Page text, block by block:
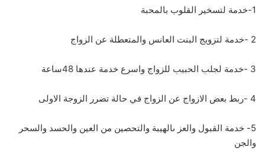
1-خدمة لتسخير القلوب بالمحبة
2 -خدمة لتزويج البنت العانس والمتعطلة عن الزواج
3 -خدمة لجلب الحبيب للزواج واسرع خدمة عندها 48ساعة
4 -ربط بعض الازواج عن الزواج في حالة تضرر الزوجة الاولى
5- خدمة القبول والعز ىالهيبة والتحصين من العين والحسد والسحر
والجن